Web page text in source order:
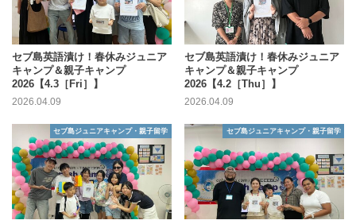
セブ島英語漬け！春休みジュニア
キャンプ＆親子キャンプ
2026【4.3［Fri］】
2026.04.09
セブ島英語漬け！春休みジュニア
キャンプ＆親子キャンプ
2026【4.2［Thu］】
2026.04.09
セブ島ジュニアキャンプ・親子留学 セブ島ジュニアキャンプ・親子留学